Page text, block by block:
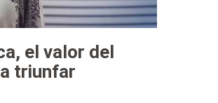
el valor del
triunfar